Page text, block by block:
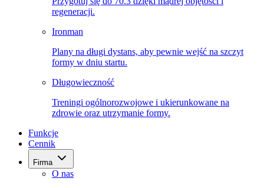
regeneracji.
Ironman
Plany na długi dystans, aby pewnie wejść na szczyt
formy w dniu startu.
Długowieczność
Treningi ogólnorozwojowe i ukierunkowane na
zdrowie oraz utrzymanie formy.
Funkcje
Cennik
Firma
O nas